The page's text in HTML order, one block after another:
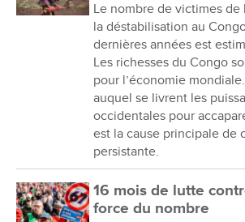
Le nombre de victimes
la déstabilisation au
dernières années est
Les richesses du Congo
pour l’économie
auquel se livrent les
occidentales pour
est la cause principale de
persistante.
16 mois de lutte
force du nombre